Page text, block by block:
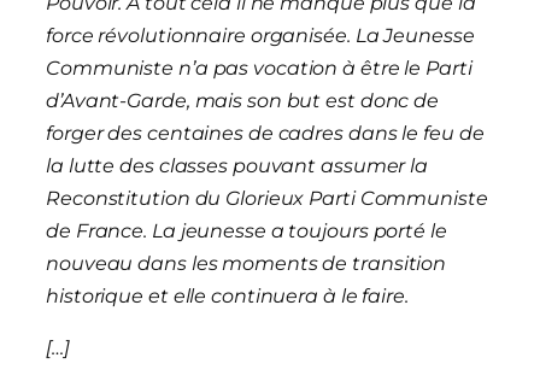
force révolutionnaire organisée. La Jeunesse
Communiste n’a pas vocation à être le Parti
d’Avant-Garde, mais son but est donc de
forger des centaines de cadres dans le feu de
la lutte des classes pouvant assumer la
Reconstitution du Glorieux Parti Communiste
de France. La jeunesse a toujours porté le
nouveau dans les moments de transition
historique et elle continuera à le faire.
[…]